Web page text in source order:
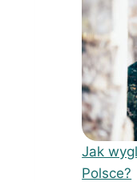
Jak
Polsce?